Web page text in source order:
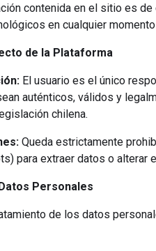
contenida en el sitio es
en cualquier
de la Plataforma
El usuario es el único
auténticos, válidos y
chilena.
Queda estrictamente
para extraer datos o alterar
Personales
de los datos